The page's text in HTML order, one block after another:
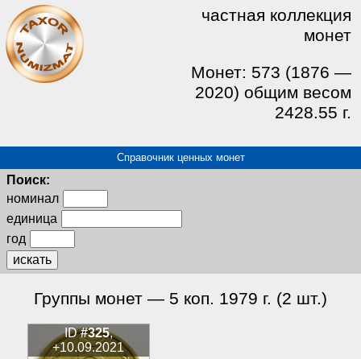
частная коллекция
монет
Монет: 573 (1876 —
2020) общим весом
2428.55 г.
Справочник ценных монет
Поиск:
номинал
единица
год
искать
Группы монет — 5 коп. 1979 г. (2 шт.)
ID#325,
+10.09.2021